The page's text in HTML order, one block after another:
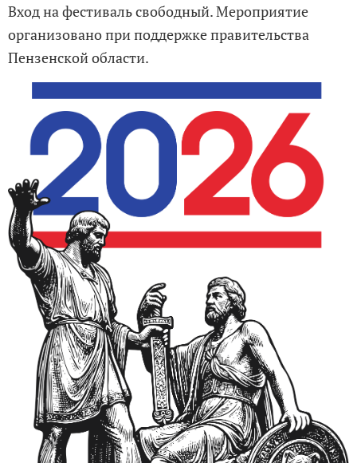
Вход на фестиваль свободный. Мероприятие
организовано при поддержке правительства
Пензенской области.